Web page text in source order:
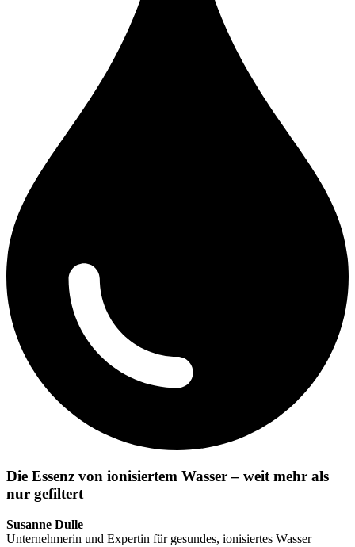
Die Essenz von ionisiertem Wasser – weit mehr als
nur gefiltert
Susanne Dulle
Unternehmerin und Expertin für gesundes, ionisiertes Wasser